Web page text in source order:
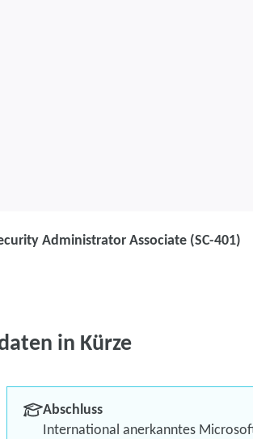
Security
Berufliches Profil optimieren
Administrator Associate (SC-401)
in Kürze
Abschluss
International anerkanntes